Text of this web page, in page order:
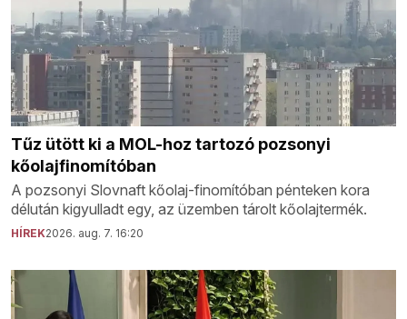
Tűz ütött ki a MOL-hoz tartozó pozsonyi
kőolajfinomítóban
A pozsonyi Slovnaft kőolaj-finomítóban pénteken kora
délután kigyulladt egy, az üzemben tárolt kőolajtermék.
HÍREK2026. aug. 7. 16:20